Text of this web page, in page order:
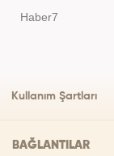
Haber7
Kullanım Şartları
BAĞLANTILAR